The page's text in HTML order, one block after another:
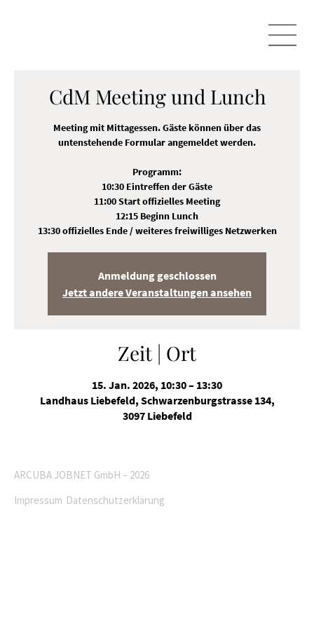
CdM Meeting und Lunch
Meeting mit Mittagessen. Gäste können über das
untenstehende Formular angemeldet werden.
Programm:
10:30 Eintreffen der Gäste
11:00 Start offizielles Meeting
12:15 Beginn Lunch
13:30 offizielles Ende / weiteres freiwilliges Netzwerken
Anmeldung geschlossen
Jetzt andere Veranstaltungen ansehen
Zeit | Ort
15. Jan. 2026, 10:30 – 13:30
Landhaus Liebefeld, Schwarzenburgstrasse 134,
3097 Liebefeld
ARCUBA JOBNET GmbH – 2026
Impressum Datenschutzerklärung